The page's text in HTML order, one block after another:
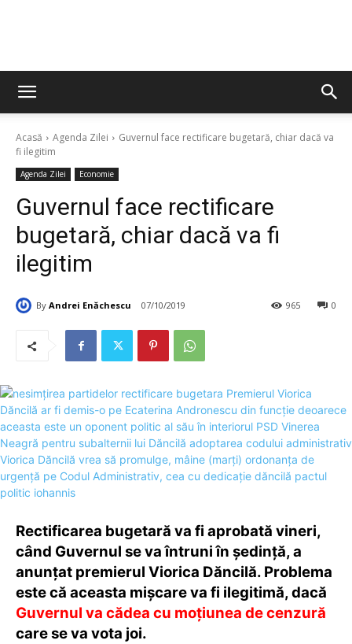
Acasă Agenda Zilei
Guvernul face rectificare bugetară, chiar dacă va
fi ilegitim
Agenda Zilei Economie
Guvernul face rectificare
bugetară, chiar dacă va fi
ilegitim
By Andrei Enăchescu 07/10/2019 0
965
Rectificarea bugetară va fi aprobată vineri,
când Guvernul se va întruni în şedinţă, a
anunțat premierul Viorica Dăncilă. Problema
este că aceasta mișcare va fi ilegitimă, dacă
Guvernul va cădea cu moțiunea de cenzură
care se va vota joi.